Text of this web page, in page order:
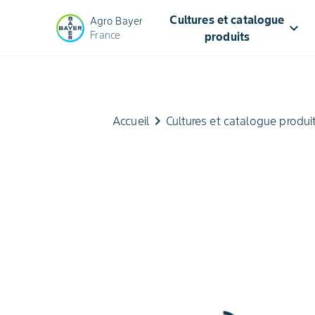
Agro Bayer
France
Cultures et catalogue
produits
keyboard_arrow_down
Accueil keyboard_arrow_right Cultures et catalogue